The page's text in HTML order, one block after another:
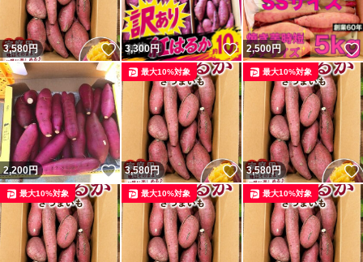
3,580円 いいね！
3,300円 いいね！
2,500円
2,200円 いいね！
3,580円 いいね！
最大10%対象
3,580円
最大10%対象
最大10%対象 最大10%対象 最大10%対象